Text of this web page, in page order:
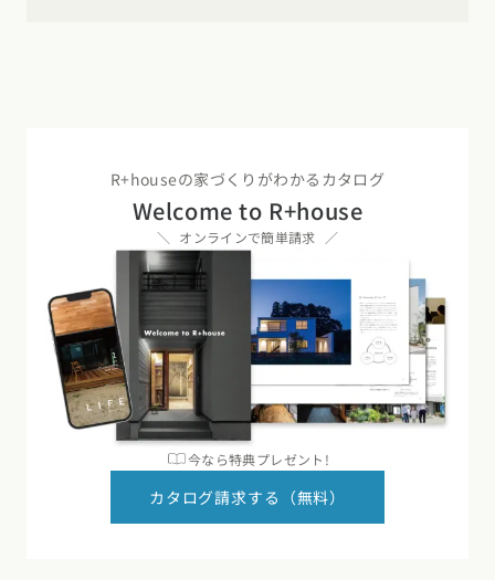
R+houseの家づくりがわかるカタログ
Welcome to R+house
オンラインで簡単請求
今なら特典プレゼント!
カタログ請求する（無料）